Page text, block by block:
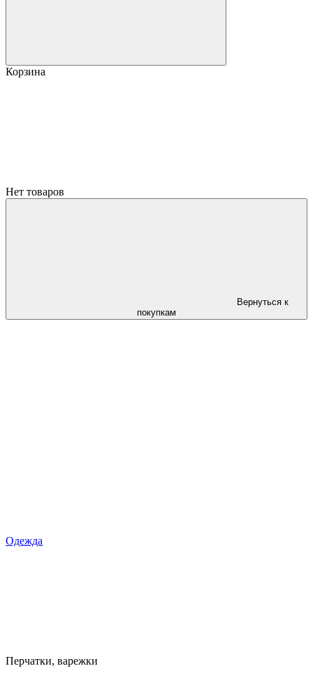
Корзина
Нет товаров
Вернуться к
покупкам
Одежда
Перчатки, варежки